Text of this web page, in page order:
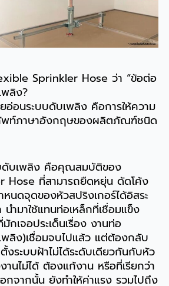
Sprinkler Hose ว่า “ข้อต่อ
พลิง?
อนระบบดับเพลิง คือการให้ความ
พท์ภาษาอังกฤษของผลิตภัณฑ์ชนิด
ดับเพลิง คือคุณสมบัติของ
Hose ที่สามารถยืดหยุ่น ดัดโค้ง
นดจุดของหัวสปริงเกอร์ได้อิสระ
นำมาใช้แทนท่อเหล็กที่เชื่อมแข็ง
กเจอประเด็นเรื่อง งานท่อ
พลิง)เชื่อมจบไปแล้ว แต่ต้องกลับ
งระบบฝ้าไม่ได้ระดับเดียวกันกับหัว
านไม่ได้ ต้องแก้งาน หรือที่เรียกว่า
กจากนั้น ยังทำให้ค่าแรง รวมไปถึง